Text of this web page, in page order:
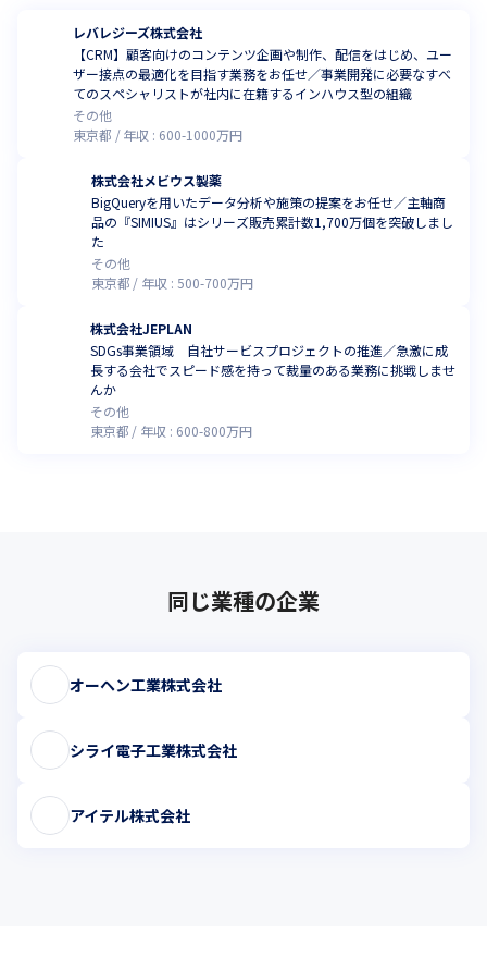
レバレジーズ株式会社
【CRM】顧客向けのコンテンツ企画や制作、配信をはじめ、ユー
ザー接点の最適化を目指す業務をお任せ／事業開発に必要なすべ
てのスペシャリストが社内に在籍するインハウス型の組織
その他
東京都
年収 : 600-1000万円
株式会社メビウス製薬
BigQueryを用いたデータ分析や施策の提案をお任せ／主軸商
品の『SIMIUS』はシリーズ販売累計数1,700万個を突破しまし
た
その他
東京都
年収 : 500-700万円
株式会社JEPLAN
SDGs事業領域 自社サービスプロジェクトの推進／急激に成
長する会社でスピード感を持って裁量のある業務に挑戦しませ
んか
その他
東京都
年収 : 600-800万円
同じ業種の企業
オーヘン工業株式会社
シライ電子工業株式会社
アイテル株式会社